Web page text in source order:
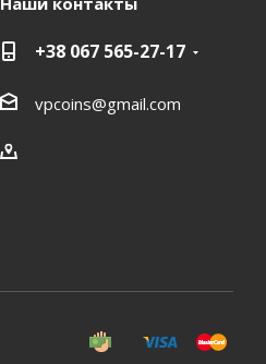
+38 067 565-27-17
vpcoins@gmail.com